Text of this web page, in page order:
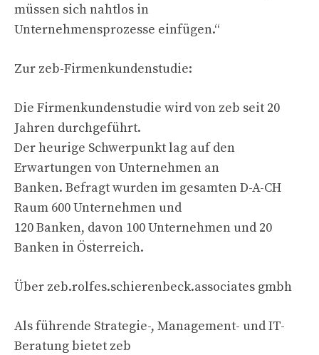
müssen sich nahtlos in
Unternehmensprozesse einfügen.“
Zur zeb-Firmenkundenstudie:
Die Firmenkundenstudie wird von zeb seit 20
Jahren durchgeführt.
Der heurige Schwerpunkt lag auf den
Erwartungen von Unternehmen an
Banken. Befragt wurden im gesamten D-A-CH
Raum 600 Unternehmen und
120 Banken, davon 100 Unternehmen und 20
Banken in Österreich.
Über zeb.rolfes.schierenbeck.associates gmbh
Als führende Strategie-, Management- und IT-
Beratung bietet zeb